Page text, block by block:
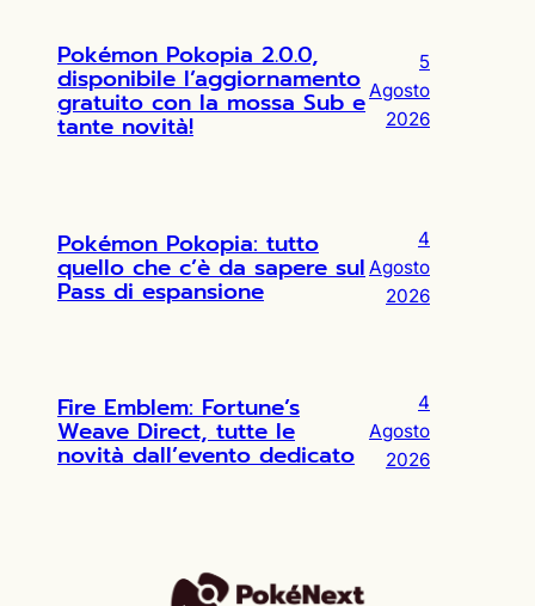
Pokémon Pokopia 2.0.0,
disponibile l’aggiornamento
gratuito con la mossa Sub e
tante novità!
5
Agosto
2026
Pokémon Pokopia: tutto
quello che c’è da sapere sul
Pass di espansione
4
Agosto
2026
Fire Emblem: Fortune’s
Weave Direct, tutte le
novità dall’evento dedicato
4
Agosto
2026